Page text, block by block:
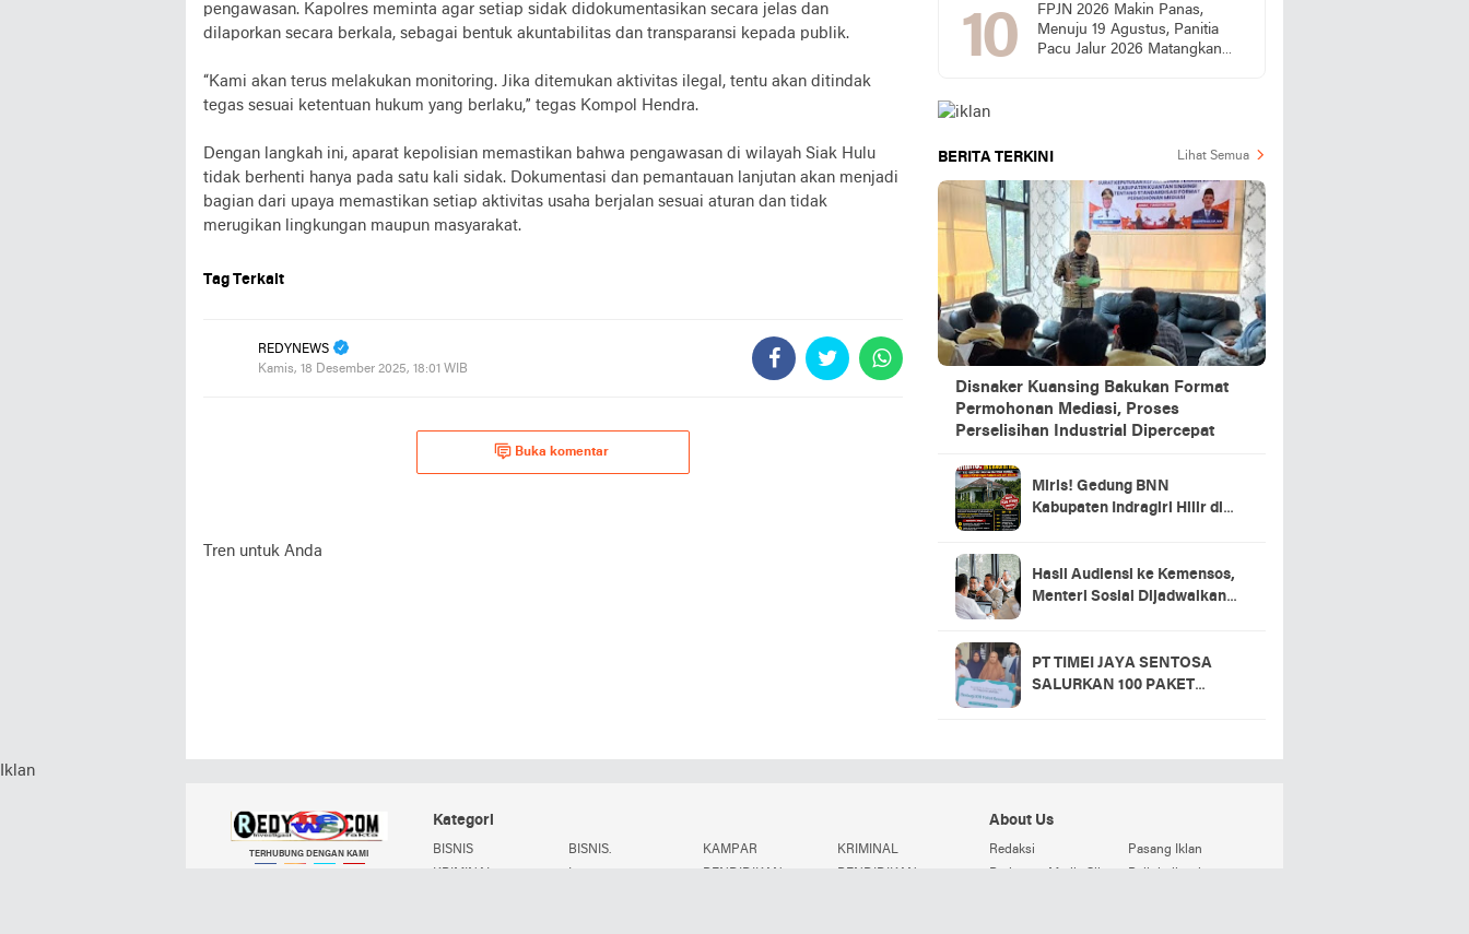
pengawasan. Kapolres meminta agar setiap sidak didokumentasikan secara jelas dan
dilaporkan secara berkala, sebagai bentuk akuntabilitas dan transparansi kepada publik.
“Kami akan terus melakukan monitoring. Jika ditemukan aktivitas ilegal, tentu akan ditindak
tegas sesuai ketentuan hukum yang berlaku,” tegas Kompol Hendra.
Dengan langkah ini, aparat kepolisian memastikan bahwa pengawasan di wilayah Siak Hulu
tidak berhenti hanya pada satu kali sidak. Dokumentasi dan pemantauan lanjutan akan menjadi
bagian dari upaya memastikan setiap aktivitas usaha berjalan sesuai aturan dan tidak
merugikan lingkungan maupun masyarakat.
Tag Terkait
REDYNEWS
Kamis, 18 Desember 2025, 18:01 WIB
Buka komentar
Tren untuk Anda
FPJN 2026 Makin Panas,
Menuju 19 Agustus, Panitia
Pacu Jalur 2026 Matangkan
BERITA TERKINI Lihat Semua
Disnaker Kuansing Bakukan Format
Permohonan Mediasi, Proses
Perselisihan Industrial Dipercepat
Miris! Gedung BNN
Kabupaten Indragiri Hilir di
Pertanyakan Pemanfaatan
Aset Negara
Hasil Audiensi ke Kemensos,
Menteri Sosial Dijadwalkan
Kuansing
PT TIMEI JAYA SENTOSA
SALURKAN 100 PAKET
Iklan
TERHUBUNG DENGAN KAMI
Kategori
BISNIS BISNIS. KAMPAR
KRIMINAL
About Us
Redaksi
Pasang Iklan